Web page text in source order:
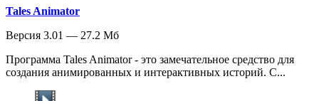
Tales Animator
Версия 3.01 — 27.2 Мб
Программа Tales Animator - это замечательное средство для
создания анимированных и интерактивных историй. С...